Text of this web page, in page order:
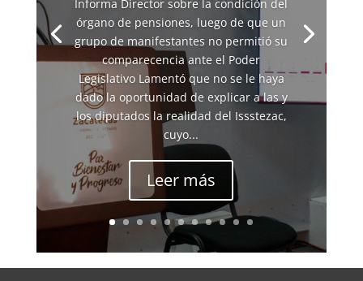
Informa Director sobre la condición del
órgano de pensiones, luego de que un
grupo de manifestantes no permitió su
comparecencia ante el Poder
Legislativo Lamentó que no se le haya
dado la oportunidad de explicar a las y
los diputados la realidad del Issstezac,
cuyo...
Leer más